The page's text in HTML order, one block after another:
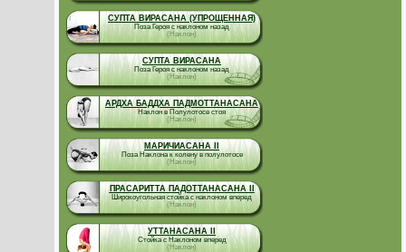
СУПТА ВИРАСАНА (УПРОЩЕННАЯ)
Поза Героя с наклоном назад
(Наклон)
СУПТА ВИРАСАНА
Поза Героя с наклоном назад
(Наклон)
АРДХА БАДДХА ПАДМОТТАНАСАНА
Наклон в Полулотосе стоя
(Наклон)
МАРИЧИАСАНА II
Поза Наклона к колену в полулотосе
(Наклон)
ПРАСАРИТТА ПАДОТТАНАСАНА II
Широкоугольная стойка с наклоном вперед
(Наклон)
УТТАНАСАНА II
Стойка с Наклоном вперед
(Наклон)